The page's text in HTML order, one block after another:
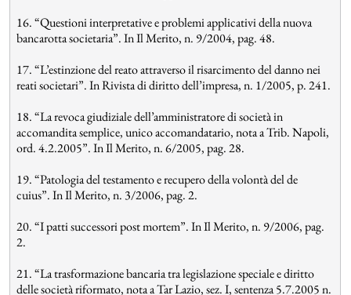
16. “Questioni interpretative e problemi applicativi della nuova
bancarotta societaria”. In Il Merito, n. 9/2004, pag. 48.
17. “L’estinzione del reato attraverso il risarcimento del danno nei
reati societari”. In Rivista di diritto dell’impresa, n. 1/2005, p. 241.
18. “La revoca giudiziale dell’amministratore di società in
accomandita semplice, unico accomandatario, nota a Trib. Napoli,
ord. 4.2.2005”. In Il Merito, n. 6/2005, pag. 28.
19. “Patologia del testamento e recupero della volontà del de
cuius”. In Il Merito, n. 3/2006, pag. 2.
20. “I patti successori post mortem”. In Il Merito, n. 9/2006, pag.
2.
21. “La trasformazione bancaria tra legislazione speciale e diritto
delle società riformato, nota a Tar Lazio, sez. I, sentenza 5.7.2005 n.